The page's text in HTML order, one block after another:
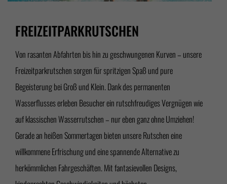
FREIZEITPARKRUTSCHEN
Von rasanten Abfahrten bis hin zu geschwungenen Kurven – unsere
Freizeitparkrutschen sorgen für spritzigen Spaß und pure
Begeisterung bei Groß und Klein. Dank des permanenten
Wasserflusses erleben Besucher ein rutschfreudiges Vergnügen wie
auf klassischen Wasserrutschen – nur eben ganz ohne Umziehen!
Gerade an heißen Sommertagen bieten unsere Rutschen eine
willkommene Erfrischung und eine spannende Alternative zu
herkömmlichen Fahrgeschäften. Mit fantasievollen Designs,